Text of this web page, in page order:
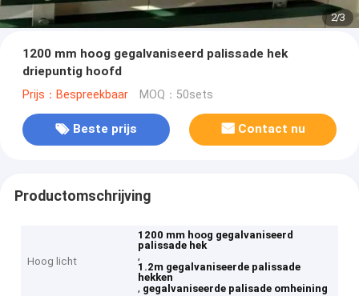
2/3
1200 mm hoog gegalvaniseerd palissade hek
driepuntig hoofd
Prijs：Bespreekbaar MOQ：50sets
Beste prijs Contact nu
Productomschrijving
Hoog licht
1200 mm hoog gegalvaniseerd
palissade hek
,
1.2m gegalvaniseerde palissade
hekken
, gegalvaniseerde palisade omheining